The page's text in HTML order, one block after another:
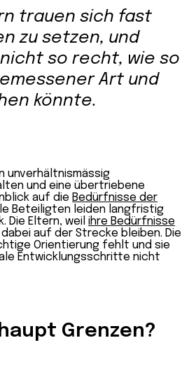
trauen sich fast
zu setzen, und
so recht, wie so
Art und
könnte.
unverhältnismässig
und eine übertriebene
auf die Bedürfnisse der
Beteiligten leiden langfristig
Die Eltern, weil ihre Bedürfnisse
dabei auf der Strecke bleiben. Die
Orientierung fehlt und sie
Entwicklungsschritte nicht
Grenzen?